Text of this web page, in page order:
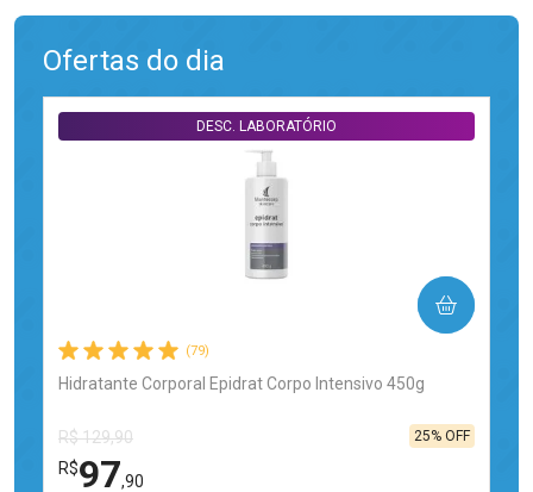
Ofertas do dia
(79)
Hidratante Corporal Epidrat Corpo Intensivo 450g
DESC. LABORATÓRIO
R$ 129,90
R$97,90
25% OFF
COMPRAR